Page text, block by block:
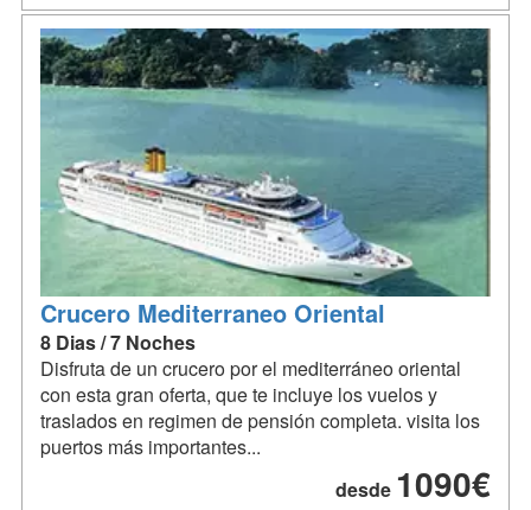
Crucero Mediterraneo Oriental
8 Dias / 7 Noches
Disfruta de un crucero por el mediterráneo oriental
con esta gran oferta, que te incluye los vuelos y
traslados en regimen de pensión completa. visita los
puertos más importantes...
desde 1090€